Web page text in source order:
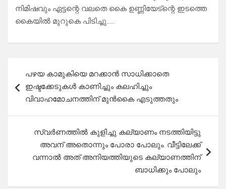
നിമിഷവും ഏട്ടന്റെ വലതെ കൈ ഉണ്ണിയേട്ന്റെ ഇടത്തെ
കൈയിൽ മുറുകെ പിടിച്ചു…..
navigation
പഴയ കാമുകിയെ മറക്കാൻ സാധിക്കാതെ
ഇഷ്ടക്കേടുകൾ കാണിച്ചും കലഹിച്ചും
വിവാഹമോചനത്തിന് മുൻകൈ എടുത്തതും
സ്വർണത്തിൽ കുളിച്ചു കല്യാണം നടത്തിയിട്ടു
അവന് അതൊന്നും പോരാ പോലും. വീട്ടിലേക്ക്
വന്നാൽ അത് അനിയത്തിയുടെ കല്യാണത്തിന്
ബാധിക്കും പോലും